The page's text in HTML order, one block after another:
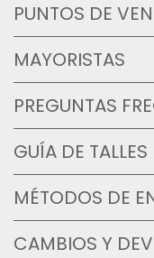
PUNTOS DE
MAYORISTAS
PREGUNTAS
GUÍA DE TALLES
MÉTODOS DE
CAMBIOS Y